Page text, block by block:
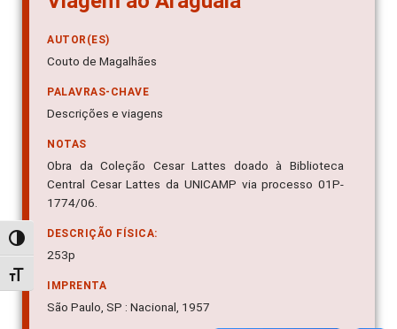
Alternar alto contraste
Alternar tamanho da fonte
AUTOR(ES)
Couto de Magalhães
PALAVRAS-CHAVE
Descrições e viagens
NOTAS
Obra da Coleção Cesar Lattes doado à Biblioteca
Central Cesar Lattes da UNICAMP via processo 01P-
1774/06.
DESCRIÇÃO FÍSICA:
253p
IMPRENTA
São Paulo, SP : Nacional, 1957